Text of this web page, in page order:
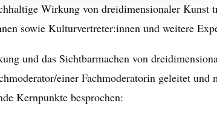
Wirkung von dreidimensionaler Kunst
sowie Kulturvertreter:innen und weitere
und das Sichtbarmachen von
einer Fachmoderatorin geleitet
Kernpunkte besprochen: